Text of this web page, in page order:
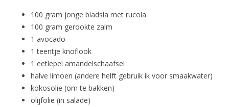
100 gram jonge bladsla met rucola
100 gram gerookte zalm
1 avocado
1 teentje knoflook
1 eetlepel amandelschaafsel
halve limoen (andere helft gebruik ik voor smaakwater)
kokosolie (om te bakken)
olijfolie (in salade)